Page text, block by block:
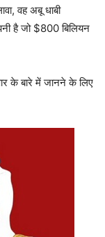
वह अबू धाबी
है जो $800 बिलियन
के बारे में जानने के लिए